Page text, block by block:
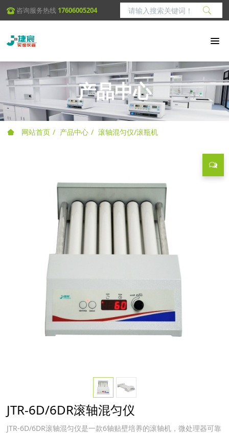
咨询服务热线 17606005204
产品中心
网站首页 产品中心 滚轴混匀仪/滚瓶机
JTR-6D/6DR滚轴混匀仪
JTR-6D/6DR滚轴混匀仪是一款6轴贴壁培养的滚轴机，微处理器可靠